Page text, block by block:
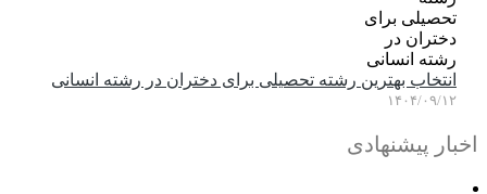
انتخاب بهترین رشته تحصیلی برای دختران در رشته انسانی
۱۴۰۴/۰۹/۱۲
پیشنهادی